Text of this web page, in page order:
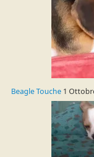
Beagle Touche1